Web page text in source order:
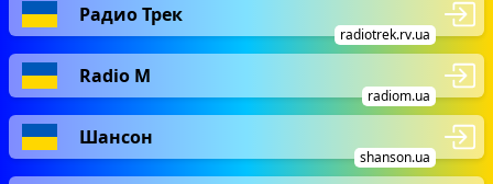
Радио Трек
radiotrek.rv.ua
Radio М
radiom.ua
Шансон
shanson.ua